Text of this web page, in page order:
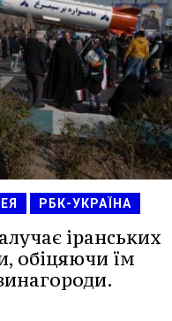
РБК-УКРАЇНА
іранських
обіцяючи їм